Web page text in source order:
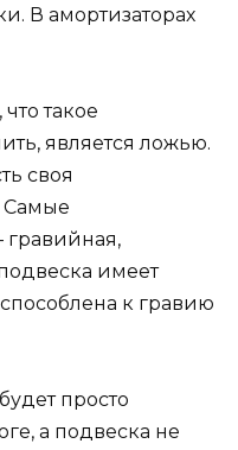
В амортизаторах
такое
является ложью.
своя
Самые
имеет
к гравию
просто
а подвеска не